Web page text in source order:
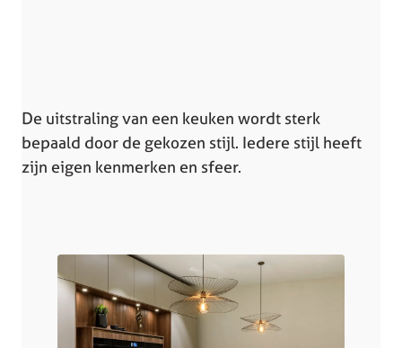
De uitstraling van een keuken wordt sterk
bepaald door de gekozen stijl. Iedere stijl heeft
zijn eigen kenmerken en sfeer.